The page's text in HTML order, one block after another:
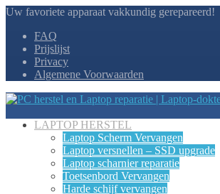
Uw favoriete apparaat vakkundig gerepareerd!
FAQ
Prijslijst
Privacy
Algemene Voorwaarden
LAPTOP HERSTEL
Laptop Scherm Vervangen
Laptop versnellen – SSD upgrade
Laptop scharnier reparatie
Toetsenbord Vervangen
Harde schijf vervangen